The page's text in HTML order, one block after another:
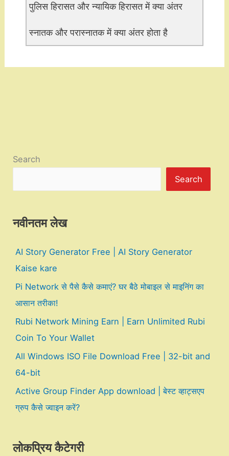
पुलिस हिरासत और न्यायिक हिरासत में क्या अंतर
स्नातक और परास्नातक में क्या अंतर होता है
Search
Search
नवीनतम लेख
AI Story Generator Free | AI Story Generator
Kaise kare
Pi Network से पैसे कैसे कमाएं? घर बैठे मोबाइल से माइनिंग का
आसान तरीका!
Rubi Network Mining Earn | Earn Unlimited Rubi
Coin To Your Wallet
All Windows ISO File Download Free | 32-bit and
64-bit
Active Group Finder App download | बेस्ट व्हाट्सएप
ग्रुप कैसे ज्वाइन करें?
लोकप्रिय कैटेगरी